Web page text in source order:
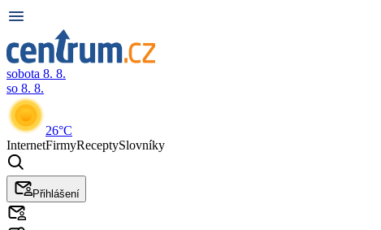
sobota 8. 8.
so 8. 8.
26°C
InternetFirmyReceptySlovníky
Přihlášení